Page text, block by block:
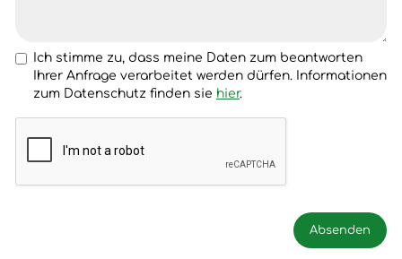
Ich stimme zu, dass meine Daten zum beantworten
Ihrer Anfrage verarbeitet werden dürfen. Informationen
zum Datenschutz finden sie hier.